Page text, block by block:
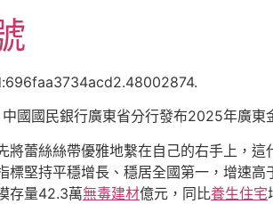
中國國民銀行廣東省分行發布2025年廣東
將蕾絲絲帶優雅地繫在自己的右手上，
標堅持平穩增長、穩居全國第一，增速
存量42.3萬無毒建材億元，同比養生住宅